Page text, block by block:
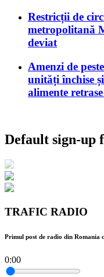
Restricții de
metropolitană
deviat
Amenzi de
unități închise
alimente
Default sign-up
TRAFIC RADIO
Primul post de radio din
0:00